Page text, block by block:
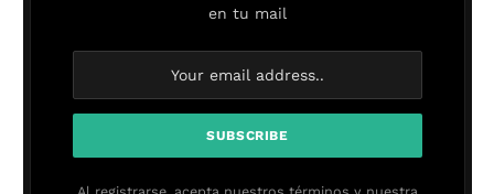
en tu mail